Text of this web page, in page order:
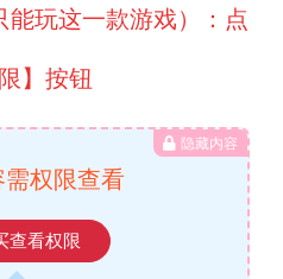
玩这一款游戏）：点
】按钮
隐藏内容
权限查看
查看权限